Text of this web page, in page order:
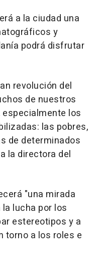
a la ciudad una
y
podrá disfrutar
revolución del
de nuestros
los
las pobres,
de determinados
la directora del
"una mirada
lucha por los
estereotipos y a
torno a los roles e